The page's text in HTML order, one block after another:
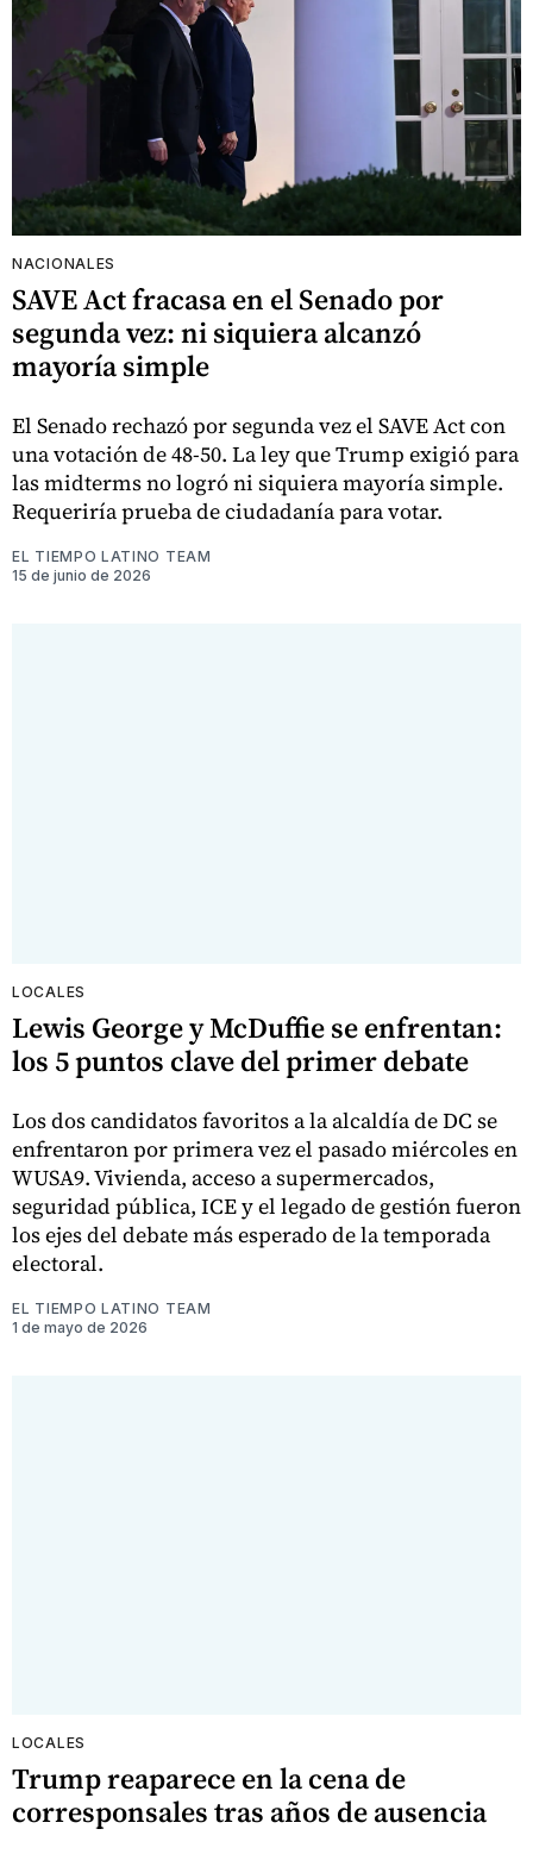
NACIONALES
SAVE Act fracasa en el Senado por
segunda vez: ni siquiera alcanzó
mayoría simple
El Senado rechazó por segunda vez el SAVE Act con
una votación de 48-50. La ley que Trump exigió para
las midterms no logró ni siquiera mayoría simple.
Requeriría prueba de ciudadanía para votar.
EL TIEMPO LATINO TEAM
15 de junio de 2026
LOCALES
Lewis George y McDuffie se enfrentan:
los 5 puntos clave del primer debate
Los dos candidatos favoritos a la alcaldía de DC se
enfrentaron por primera vez el pasado miércoles en
WUSA9. Vivienda, acceso a supermercados,
seguridad pública, ICE y el legado de gestión fueron
los ejes del debate más esperado de la temporada
electoral.
EL TIEMPO LATINO TEAM
1 de mayo de 2026
LOCALES
Trump reaparece en la cena de
corresponsales tras años de ausencia